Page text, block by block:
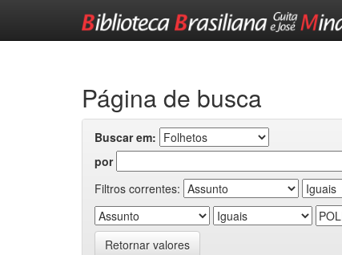
Página de busca
Buscar em:
por
Filtros correntes:
Retornar valores